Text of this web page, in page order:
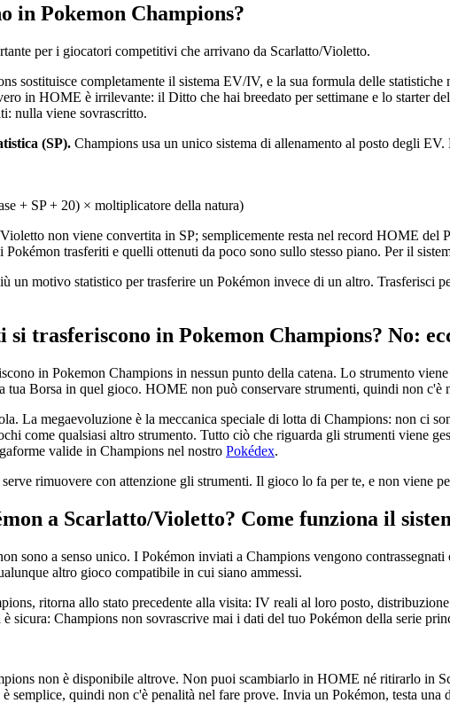
in Pokemon Champions?
per i giocatori competitivi che arrivano da Scarlatto/Violetto.
sostituisce completamente il sistema EV/IV, e la sua formula delle
in HOME è irrilevante: il Ditto che hai breedato per settimane e lo
nulla viene sovrascritto.
(SP). Champions usa un unico sistema di allenamento al posto degli
+ SP + 20) × moltiplicatore della natura)
non viene convertita in SP; semplicemente resta nel record HOME del
trasferiti e quelli ottenuti da poco sono sullo stesso piano. Per il
un motivo statistico per trasferire un Pokémon invece di un altro.
trasferiscono in Pokemon Champions? No:
in Pokemon Champions in nessun punto della catena. Lo strumento
tua Borsa in quel gioco. HOME non può conservare strumenti, quindi non c'è
La megaevoluzione è la meccanica speciale di lotta di Champions: non ci
come qualsiasi altro strumento. Tutto ciò che riguarda gli strumenti viene
valide in Champions nel nostro Pokédex.
rimuovere con attenzione gli strumenti. Il gioco lo fa per te, e non viene
a Scarlatto/Violetto? Come funziona il
sono a senso unico. I Pokémon inviati a Champions vengono
altro gioco compatibile in cui siano ammessi.
ritorna allo stato precedente alla visita: IV reali al loro posto,
sicura: Champions non sovrascrive mai i dati del tuo Pokémon della serie
non è disponibile altrove. Non puoi scambiarlo in HOME né ritirarlo in
semplice, quindi non c'è penalità nel fare prove. Invia un Pokémon, testa